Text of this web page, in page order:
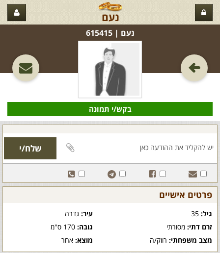
נעם
נעם‏ | 615415
בקש/י תמונה
פרטים אישיים
גיל: עיר:גדרה
זרם דתי: מסורתי גובה:170 ס"מ
מצב משפחתי: רווק/ה מוצא:אחר